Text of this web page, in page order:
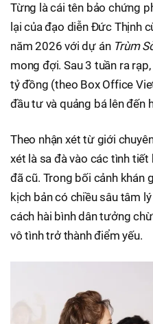
Từng là cái tên bảo chứng
lại của đạo diễn Đức Thịnh
năm 2026 với dự án Trùm
mong đợi. Sau 3 tuần ra
tỷ đồng (theo Box Office
đầu tư và quảng bá lên đến
Theo nhận xét từ giới
xét là sa đà vào các tình
đã cũ. Trong bối cảnh khán
kịch bản có chiều sâu tâm
cách hài bình dân tưởng
vô tình trở thành điểm yếu.